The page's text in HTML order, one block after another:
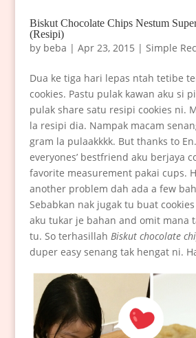
Biskut Chocolate Chips Nestum
(Resipi)
by beba | Apr 23, 2015 | Simple
Dua ke tiga hari lepas ntah tetibe
cookies. Pastu pulak kawan aku si
pulak share satu resipi cookies ni.
la resipi dia. Nampak macam
gram la pulaakkkk. But thanks to
everyones’ bestfriend aku berjaya
favorite measurement pakai cups.
another problem dah ada a few
Sebabkan nak jugak tu buat
aku tukar je bahan and omit mana
tu. So terhasillah Biskut chocolate
duper easy senang tak hengat ni.